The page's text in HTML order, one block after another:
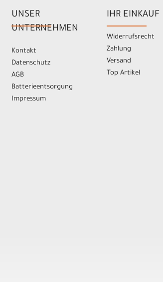
UNSER
UNTERNEHMEN
Kontakt
Datenschutz
AGB
Batterieentsorgung
Impressum
IHR EINKAUF
Widerrufsrecht
Zahlung
Versand
Top Artikel